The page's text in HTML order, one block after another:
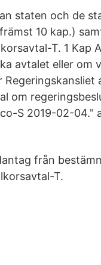
staten och de
10 kap.)
T. 1 Kap
avtalet eller om
om
S 2019-02-04."
från
T.